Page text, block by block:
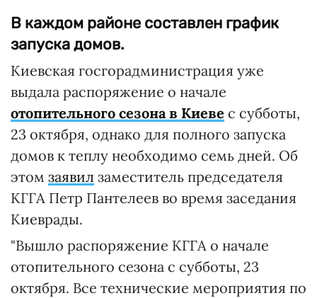
В каждом районе составлен график
запуска домов.
Киевская госгорадминистрация уже
выдала распоряжение о начале
отопительного сезона в Киеве с субботы,
23 октября, однако для полного запуска
домов к теплу необходимо семь дней. Об
этом заявил заместитель председателя
КГГА Петр Пантелеев во время заседания
Киеврады.
"Вышло распоряжение КГГА о начале
отопительного сезона с субботы, 23
октября. Все технические мероприятия по